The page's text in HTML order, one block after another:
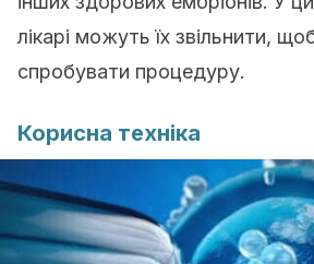
лікарі можуть їх звільнити,
спробувати процедуру.
Корисна техніка